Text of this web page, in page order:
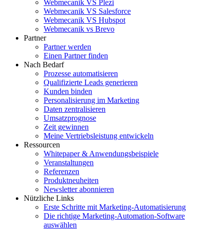
Webmecanik VS Plezi
Webmecanik VS Salesforce
Webmecanik VS Hubspot
Webmecanik vs Brevo
Partner
Partner werden
Einen Partner finden
Nach Bedarf
Prozesse automatisieren
Qualifizierte Leads generieren
Kunden binden
Personalisierung im Marketing
Daten zentralisieren
Umsatzprognose
Zeit gewinnen
Meine Vertriebsleistung entwickeln
Ressourcen
Whitepaper & Anwendungsbeispiele
Veranstaltungen
Referenzen
Produktneuheiten
Newsletter abonnieren
Nützliche Links
Erste Schritte mit Marketing-Automatisierung
Die richtige Marketing-Automation-Software
auswählen